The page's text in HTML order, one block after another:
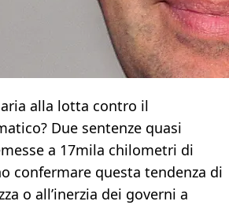
alla lotta contro il
Due sentenze quasi
a 17mila chilometri di
confermare questa tendenza di
o all’inerzia dei governi a